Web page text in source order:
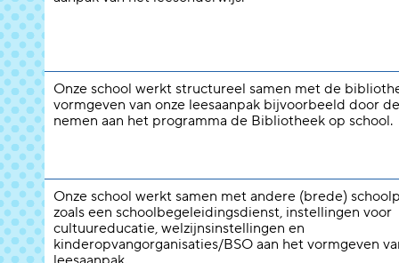
Onze school werkt structureel samen met de
vormgeven van onze leesaanpak bijvoorbeeld door
nemen aan het programma de Bibliotheek op school.
Onze school werkt samen met andere (brede)
zoals een schoolbegeleidingsdienst, instellingen voor
cultuureducatie, welzijnsinstellingen en
kinderopvangorganisaties/BSO aan het vormgeven